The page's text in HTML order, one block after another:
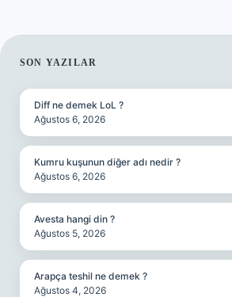
SIDEBAR
SON YAZILAR
Diff ne demek LoL ?
Ağustos 6, 2026
Kumru kuşunun diğer adı nedir ?
Ağustos 6, 2026
Avesta hangi din ?
Ağustos 5, 2026
Arapça teshil ne demek ?
Ağustos 4, 2026